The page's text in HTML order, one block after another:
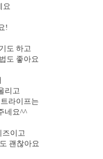
요
!
도 하고
도 좋아요
리고
라이프는
네요^^
즈이고
괜찮아요